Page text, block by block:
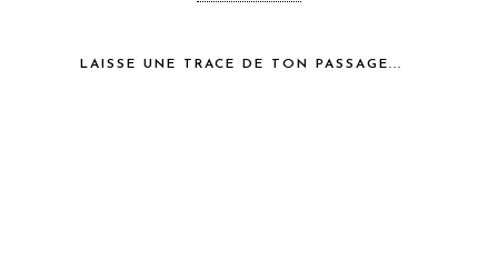
LAISSE UNE TRACE DE TON PASSAGE...